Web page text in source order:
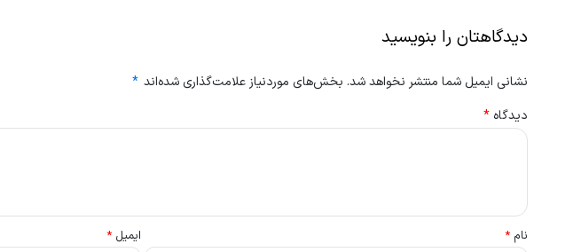
دیدگاهتان را بنویسید
نشانی ایمیل شما منتشر نخواهد شد. بخش‌های موردنیاز علامت‌گذاری شده‌اند *
دیدگاه*
نام* ایمیل*